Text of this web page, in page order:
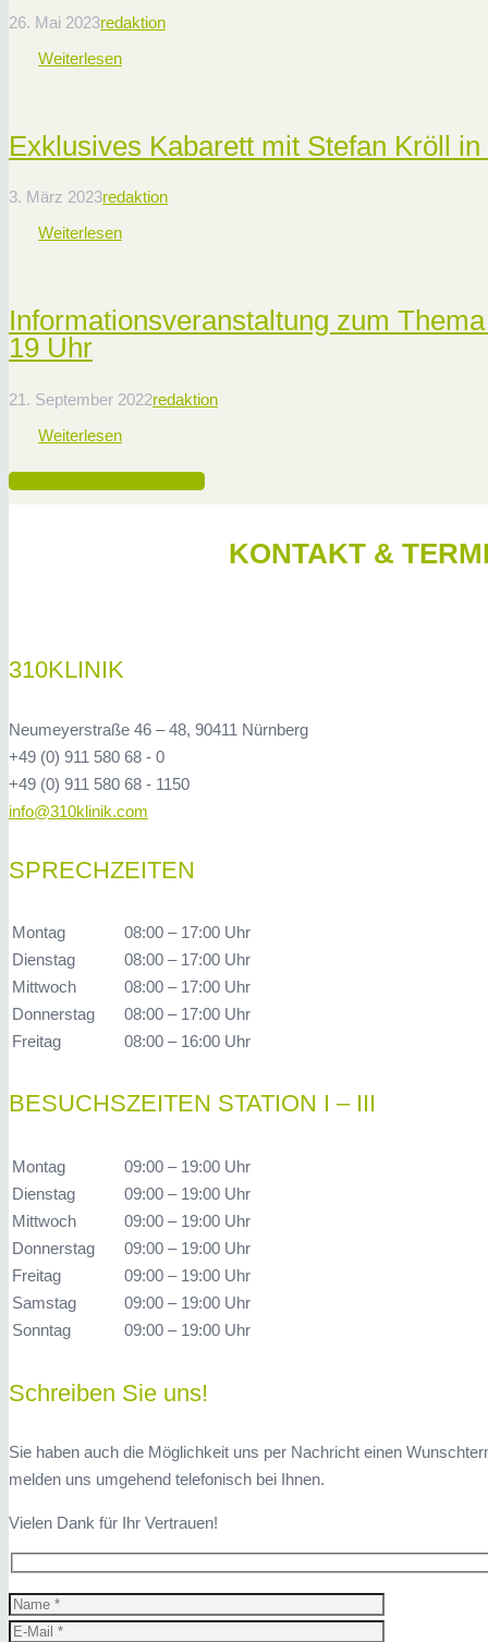
26. Mai 2023redaktion
Weiterlesen
Exklusives Kabarett mit Stefan Kröll
3. März 2023redaktion
Weiterlesen
Informationsveranstaltung zum
19 Uhr
21. September 2022redaktion
Weiterlesen
KONTAKT &
310KLINIK
Neumeyerstraße 46 – 48, 90411 Nürnberg
+49 (0) 911 580 68 - 0
+49 (0) 911 580 68 - 1150
info@310klinik.com
SPRECHZEITEN
Montag
Dienstag
Mittwoch
Donnerstag
Freitag
08:00 – 17:00 Uhr
08:00 – 17:00 Uhr
08:00 – 17:00 Uhr
08:00 – 17:00 Uhr
08:00 – 16:00 Uhr
BESUCHSZEITEN STATION I – III
Montag
Dienstag
Mittwoch
Donnerstag
Freitag
Samstag
Sonntag
09:00 – 19:00 Uhr
09:00 – 19:00 Uhr
09:00 – 19:00 Uhr
09:00 – 19:00 Uhr
09:00 – 19:00 Uhr
09:00 – 19:00 Uhr
09:00 – 19:00 Uhr
Schreiben Sie uns!
Sie haben auch die Möglichkeit uns per Nachricht einen
melden uns umgehend telefonisch bei Ihnen.
Vielen Dank für Ihr Vertrauen!